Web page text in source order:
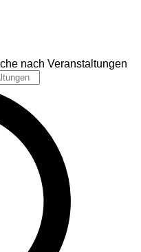
nach Veranstaltungen